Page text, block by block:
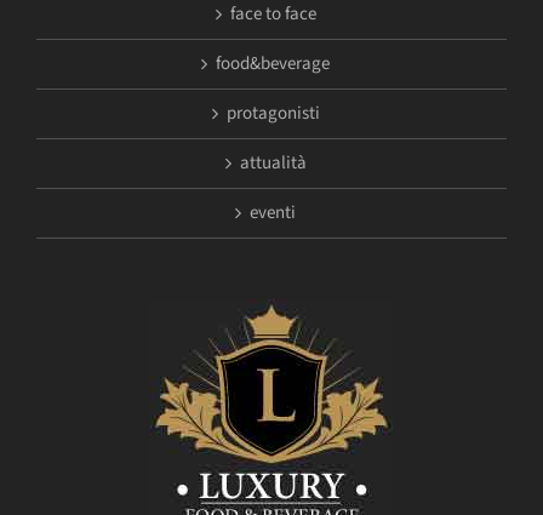
face to face
food&beverage
protagonisti
attualità
eventi